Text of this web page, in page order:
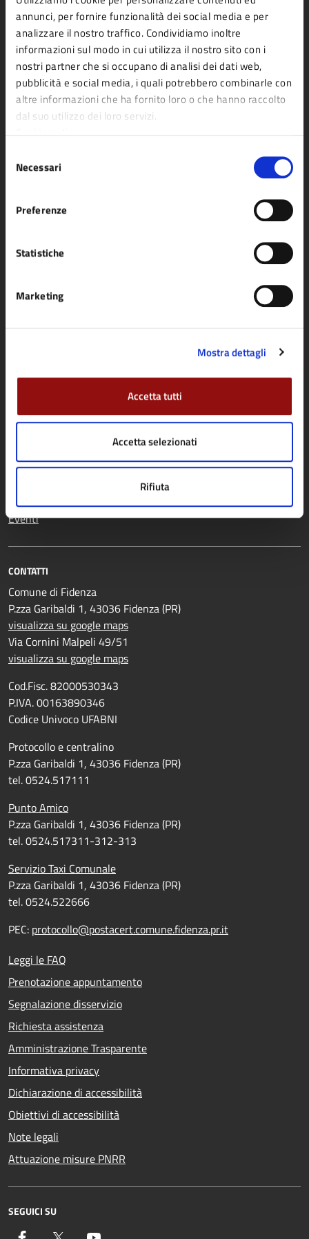
annunci, per fornire funzionalità dei social media e per
analizzare il nostro traffico. Condividiamo inoltre
informazioni sul modo in cui utilizza il nostro sito con i
nostri partner che si occupano di analisi dei dati web,
pubblicità e social media, i quali potrebbero combinarle con
altre informazioni che ha fornito loro o che hanno raccolto
dal suo utilizzo dei loro servizi.
delNecessari
Preferenze
Statistiche
Marketing
Mostra dettagli
Accetta tutti
Accetta selezionati
Rifiuta
Personale amministrativo
Documenti e dati
CATEGORIE DI SERVIZIO
Agricoltura e pesca
Anagrafe e stato civile
Autorizzazioni
Cultura e tempo libero
Giustizia e sicurezza pubblica
Notizie
Avvisi
VIVERE IL COMUNE
Eventi
CONTATTI
Comune di Fidenza
P.zza Garibaldi 1, 43036 Fidenza (PR)
visualizza su google maps
Via Cornini Malpeli 49/51
visualizza su google maps
Cod.Fisc. 82000530343
P.IVA. 00163890346
Codice Univoco UFABNI
Protocollo e centralino
P.zza Garibaldi 1, 43036 Fidenza (PR)
tel. 0524.517111
Punto Amico
P.zza Garibaldi 1, 43036 Fidenza (PR)
tel. 0524.517311-312-313
Servizio Taxi Comunale
P.zza Garibaldi 1, 43036 Fidenza (PR)
tel. 0524.522666
PEC: protocollo@postacert.comune.fidenza.pr.it
Leggi le FAQ
Prenotazione appuntamento
Segnalazione disservizio
Richiesta assistenza
Amministrazione Trasparente
Informativa privacy
Dichiarazione di accessibilità
Obiettivi di accessibilità
Note legali
Attuazione misure PNRR
SEGUICI SU